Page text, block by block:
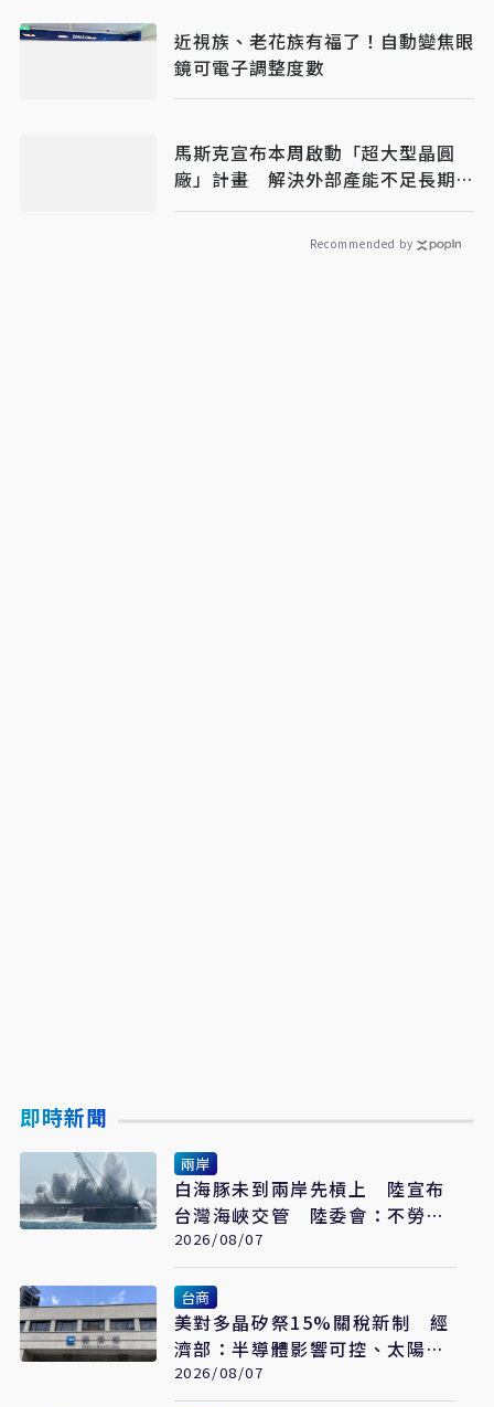
近視族、老花族有福了！自動變焦眼
鏡可電子調整度數
馬斯克宣布本周啟動「超大型晶圓
廠」計畫 解決外部產能不足長期瓶
頸
Recommended by
即時新聞
兩岸
白海豚未到兩岸先槓上 陸宣布
台灣海峽交管 陸委會：不勞費
心
2026/08/07
台商
美對多晶矽祭15%關稅新制 經
濟部：半導體影響可控、太陽能
產業衝擊有限
2026/08/07